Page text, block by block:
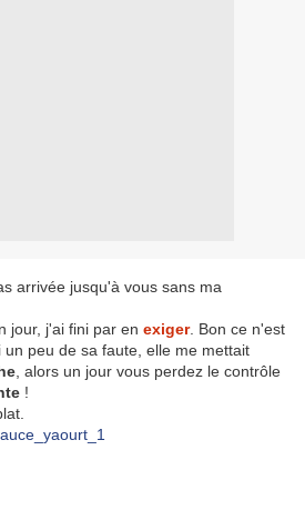
arrivée jusqu'à vous sans ma
jour, j'ai fini par en exiger. Bon ce n'est
peu de sa faute, elle me mettait
, alors un jour vous perdez le contrôle
!